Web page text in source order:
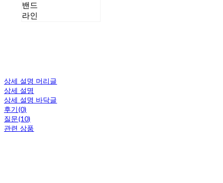
밴드
라인
상세 설명 머리글
상세 설명
상세 설명 바닥글
후기(0)
질문(10)
관련 상품